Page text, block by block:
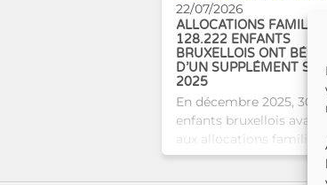
dest
22/07/2026
ALLOCATIONS
128.222 ENFANTS
BRUXELLOIS ONT
D’UN SUPPLÉMENT
2025
En décembre 2025,
enfants bruxellois
aux allocations
Parmi eux, 128.222
bénéficiaient également